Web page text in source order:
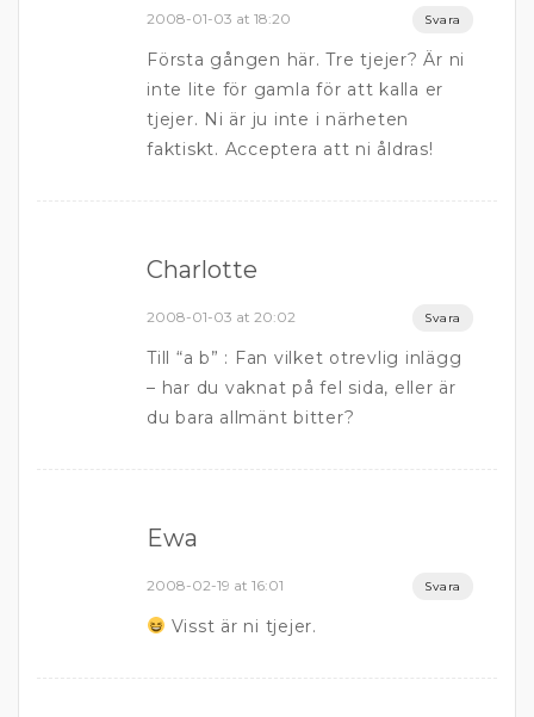
2008-01-03 at 18:20 Svara
Första gången här. Tre tjejer? Är ni
inte lite för gamla för att kalla er
tjejer. Ni är ju inte i närheten
faktiskt. Acceptera att ni åldras!
Charlotte
2008-01-03 at 20:02 Svara
Till “a b” : Fan vilket otrevlig inlägg
– har du vaknat på fel sida, eller är
du bara allmänt bitter?
Ewa
2008-02-19 at 16:01 Svara
Visst är ni tjejer.